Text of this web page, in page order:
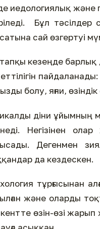
иедологиялық және
Бұл
сай өзгертуі
кезеңде барлық
болу, яғни,
діни ұйымның
Негізінен
Дегенмен
да кездескен.
тұрғысынан
және оларды
өзін-өзі жарып